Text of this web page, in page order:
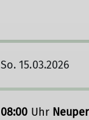
So. 15.03.2026
08:00 Uhr